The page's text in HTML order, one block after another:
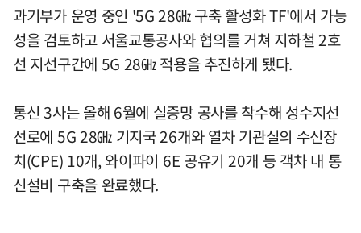
과기부가 운영 중인 '5G 28㎓ 구축 활성화 TF'에서 가능
성을 검토하고 서울교통공사와 협의를 거쳐 지하철 2호
선 지선구간에 5G 28㎓ 적용을 추진하게 됐다.
통신 3사는 올해 6월에 실증망 공사를 착수해 성수지선
선로에 5G 28㎓ 기지국 26개와 열차 기관실의 수신장
치(CPE) 10개, 와이파이 6E 공유기 20개 등 객차 내 통
신설비 구축을 완료했다.